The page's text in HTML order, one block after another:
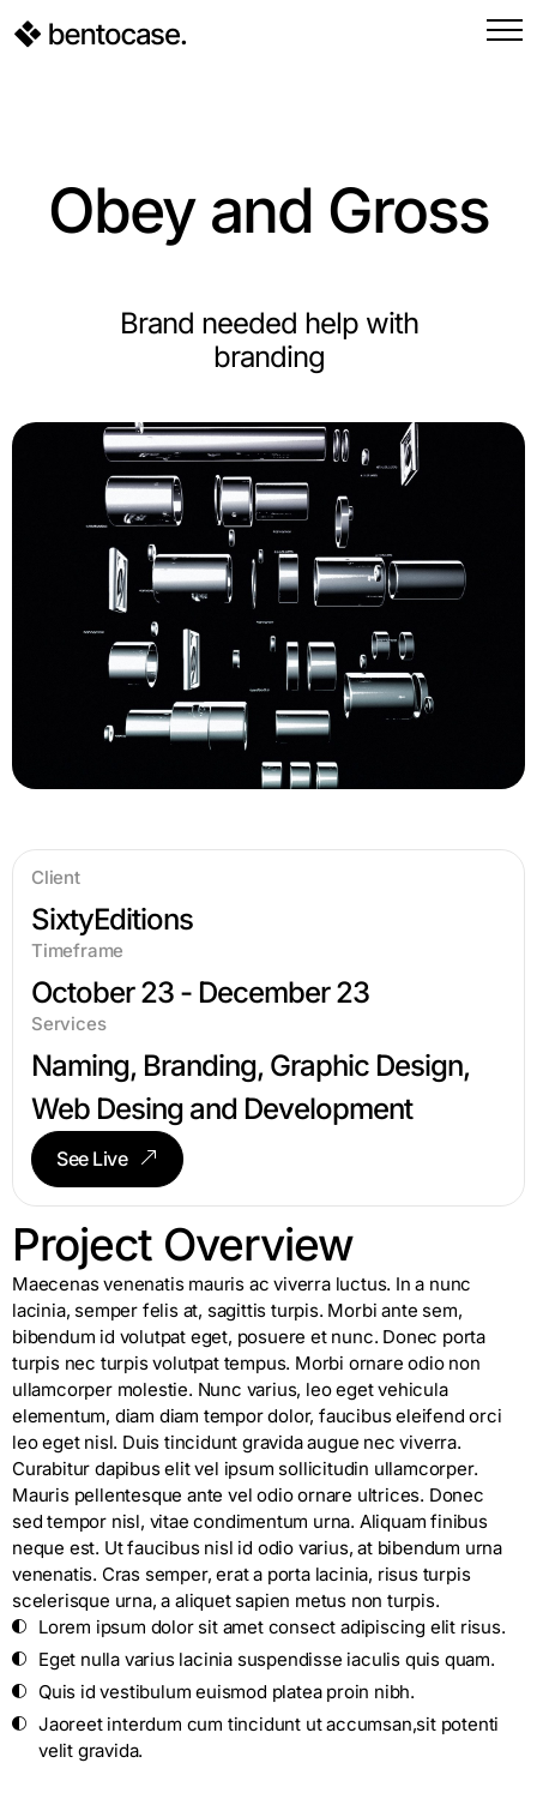
Obey and Gross
Brand needed help with
branding
Client
SixtyEditions
Timeframe
October 23 - December 23
Services
Naming, Branding, Graphic Design,
Web Desing and Development
See Live
Project Overview
Maecenas venenatis mauris ac viverra luctus. In a nunc
lacinia, semper felis at, sagittis turpis. Morbi ante sem,
bibendum id volutpat eget, posuere et nunc. Donec porta
turpis nec turpis volutpat tempus. Morbi ornare odio non
ullamcorper molestie. Nunc varius, leo eget vehicula
elementum, diam diam tempor dolor, faucibus eleifend orci
leo eget nisl. Duis tincidunt gravida augue nec viverra.
Curabitur dapibus elit vel ipsum sollicitudin ullamcorper.
Mauris pellentesque ante vel odio ornare ultrices. Donec
sed tempor nisl, vitae condimentum urna. Aliquam finibus
neque est. Ut faucibus nisl id odio varius, at bibendum urna
venenatis. Cras semper, erat a porta lacinia, risus turpis
scelerisque urna, a aliquet sapien metus non turpis.
Lorem ipsum dolor sit amet consect adipiscing elit risus.
Eget nulla varius lacinia suspendisse iaculis quis quam.
Quis id vestibulum euismod platea proin nibh.
Jaoreet interdum cum tincidunt ut accumsan,sit potenti
velit gravida.